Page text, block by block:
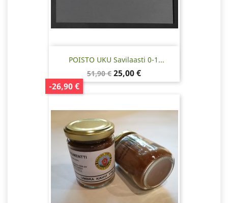
POISTO UKU Savilaasti 0-1...
Normaalihinta
51,90 €
-26,90 €
Hinta
25,00 €